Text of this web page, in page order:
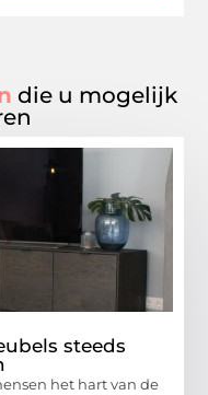
die u mogelijk
steeds
het hart van de